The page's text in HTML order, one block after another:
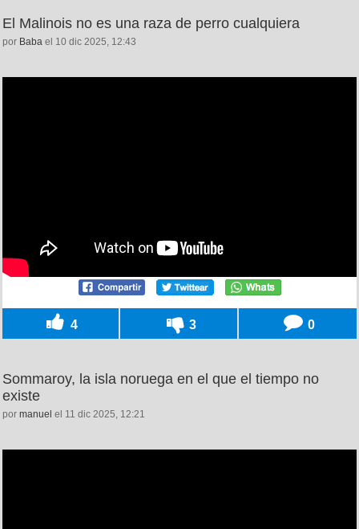
El Malinois no es una raza de perro cualquiera
por Baba el 10 dic 2025, 12:43
4 3 0
Sommaroy, la isla noruega en el que el tiempo no
existe
por manuel el 11 dic 2025, 12:21